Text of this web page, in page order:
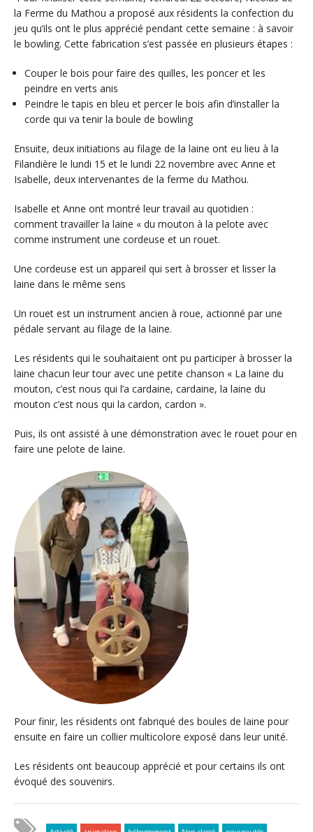
la Ferme du Mathou a proposé aux résidents la confection du
jeu qu’ils ont le plus apprécié pendant cette semaine : à savoir
le bowling. Cette fabrication s’est passée en plusieurs étapes :
Couper le bois pour faire des quilles, les poncer et les
peindre en verts anis
Peindre le tapis en bleu et percer le bois afin d’installer la
corde qui va tenir la boule de bowling
Ensuite, deux initiations au filage de la laine ont eu lieu à la
Filandière le lundi 15 et le lundi 22 novembre avec Anne et
Isabelle, deux intervenantes de la ferme du Mathou.
Isabelle et Anne ont montré leur travail au quotidien :
comment travailler la laine « du mouton à la pelote avec
comme instrument une cordeuse et un rouet.
Une cordeuse est un appareil qui sert à brosser et lisser la
laine dans le même sens
Un rouet est un instrument ancien à roue, actionné par une
pédale servant au filage de la laine.
Les résidents qui le souhaitaient ont pu participer à brosser la
laine chacun leur tour avec une petite chanson « La laine du
mouton, c’est nous qui l’a cardaine, cardaine, la laine du
mouton c’est nous qui la cardon, cardon ».
Puis, ils ont assisté à une démonstration avec le rouet pour en
faire une pelote de laine.
Pour finir, les résidents ont fabriqué des boules de laine pour
ensuite en faire un collier multicolore exposé dans leur unité.
Les résidents ont beaucoup apprécié et pour certains ils ont
évoqué des souvenirs.